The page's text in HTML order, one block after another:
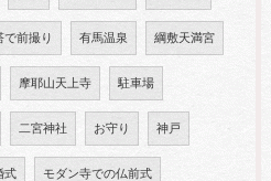
で前撮り 有馬温泉 綱敷天満宮
摩耶山天上寺 駐車場
二宮神社 お守り 神戸
式 モダン寺での仏前式